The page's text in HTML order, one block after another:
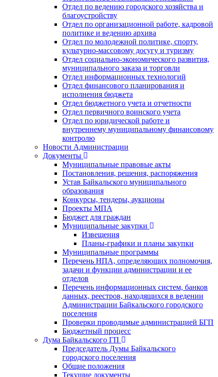
Отдел по ведению городского хозяйства и
благоустройству
Отдел по организационной работе, кадровой
политике и ведению архива
Отдел по молодежной политике, спорту,
культурно-массовому досугу и туризму
Отдел социально-экономического развития,
муниципального заказа и торговли
Отдел информационных технологий
Отдел финансового планирования и
исполнения бюджета
Отдел бюджетного учета и отчетности
Отдел первичного воинского учета
Отдел по юридической работе и
внутреннему муниципальному финансовому
контролю
Новости Администрации
Документы
Муниципальные правовые акты
Постановления, решения, распоряжения
Устав Байкальского муниципального
образования
Конкурсы, тендеры, аукционы
Проекты МПА
Бюджет для граждан
Муниципальные закупки
Извещения
Планы-графики и планы закупки
Муниципальные программы
Перечень НПА, определяющих полномочия,
задачи и функции администрации и ее
отделов
Перечень информационных систем, банков
данных, реестров, находящихся в ведении
Администрации Байкальского городского
поселения
Проверки проводимые администрацией БГП
Бюджетный процесс
Дума Байкальского ГП
Председатель Думы Байкальского
городского поселения
Общие положения
Текущие документы